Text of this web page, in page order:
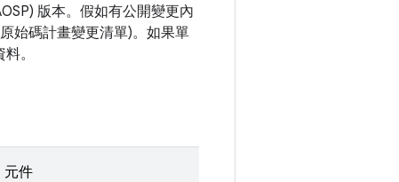
版本。假如有公開變更內
始碼計畫變更清單)。如果單
。
元件